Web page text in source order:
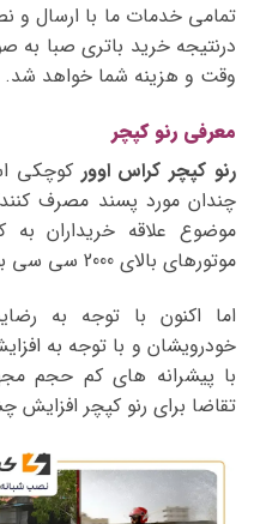
تمامی خدمات ما با ارسال و
درنتیجه خرید باتری صبا به
وقت و هزینه شما خواهد شد.
معرفی رنو کپچر
رنو کپچر کراس اوور کوچکی
چندان مورد پسند مصرف
موضوع علاقه خریداران
موتورهای بالای 2000 سی سی بوده است.
اما اکنون با توجه به
خودرویشان و با توجه به
با پیشرانه های کم حجم
تقاضا برای رنو کپچر